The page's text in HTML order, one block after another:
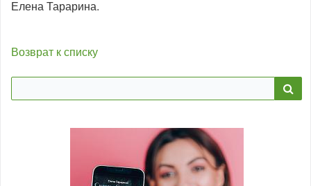
Елена Тарарина.
Возврат к списку